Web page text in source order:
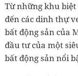
Từ những khu
đến các dinh thự
bất động sản của
đầu tư của một
bất động sản nổi